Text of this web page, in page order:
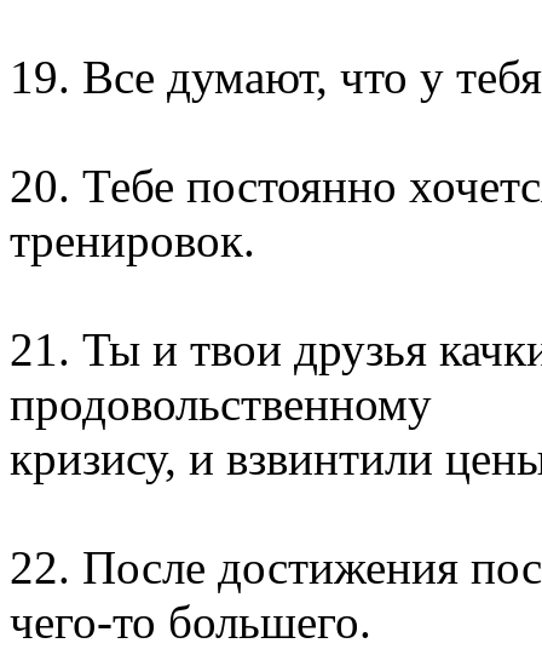
19. Все думают, что у
20. Тебе постоянно
тренировок.
21. Ты и твои друзья
продовольственному
кризису, и взвинтили
22. После достижения
чего-то большего.